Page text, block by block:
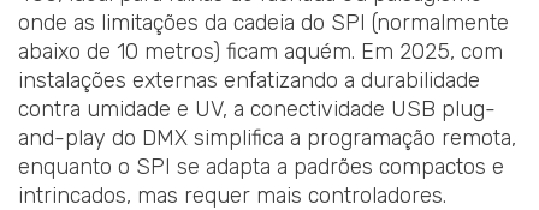
onde as limitações da cadeia do SPI (normalmente
abaixo de 10 metros) ficam aquém. Em 2025, com
instalações externas enfatizando a durabilidade
contra umidade e UV, a conectividade USB plug-
and-play do DMX simplifica a programação remota,
enquanto o SPI se adapta a padrões compactos e
intrincados, mas requer mais controladores.